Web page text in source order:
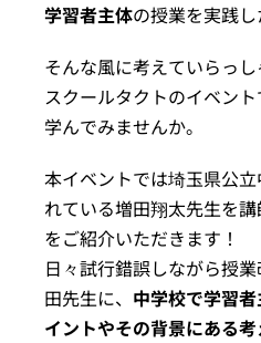
学習者主体の授業を実践し
そんな風に考えていらっし
スクールタクトのイベン
学んでみませんか。
本イベントでは埼玉県公
れている増田翔太先生を
をご紹介いただきます！
日々試行錯誤しながら授
田先生に、 中学校で学習
イントやその背景にある